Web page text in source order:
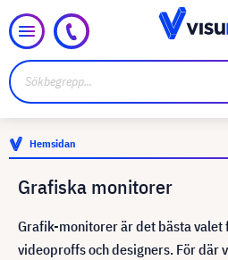
Hemsidan
Grafiska monitorer
Grafik-monitorer är det bästa
videoproffs och designers. För där